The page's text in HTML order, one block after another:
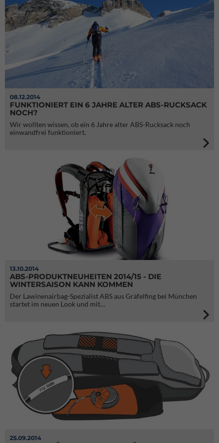
08.12.2014
FUNKTIONIERT EIN 6 JAHRE ALTER ABS-RUCKSACK
NOCH?
Wir wollten wissen, ob ein 6 Jahre alter ABS-Rucksack noch
einwandfrei funktioniert.
13.10.2014
ABS-PRODUKTNEUHEITEN 2014/15 - DIE
WINTERSAISON KANN KOMMEN
Der Lawinenairbag-Spezialist ABS aus Gräfelfing bei München
startet im neuen Look und mit…
25.09.2014